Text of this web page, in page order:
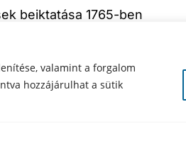
valamint a forgalom
hozzájárulhat a sütik
beiktatása 1765-ben
Az új szerzetesek
ben aztán átépítést
ezzel lezárja az